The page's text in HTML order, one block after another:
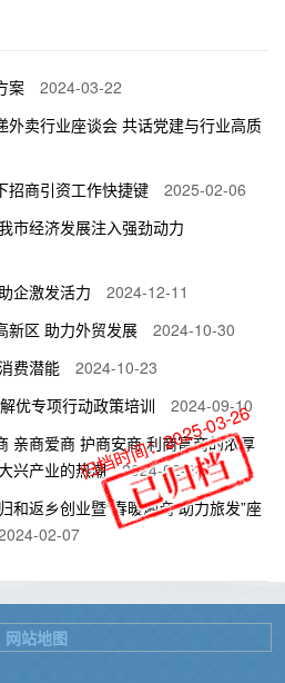
案
2024-03-22
外卖行业座谈会 共话党建与行业高质
招商引资工作快捷键
2025-02-06
市经济发展注入强劲动力
企激发活力
2024-12-11
新区 助力外贸发展
2024-10-30
费潜能
2024-10-23
优专项行动政策培训
2024-09-10
亲商爱商 护商安商 利商富商的浓厚
兴产业的热潮
2024-02-24
和返乡创业暨“春暖湘商 助力旅发”座
02-07
网站地图
归档时间：2025-03-26